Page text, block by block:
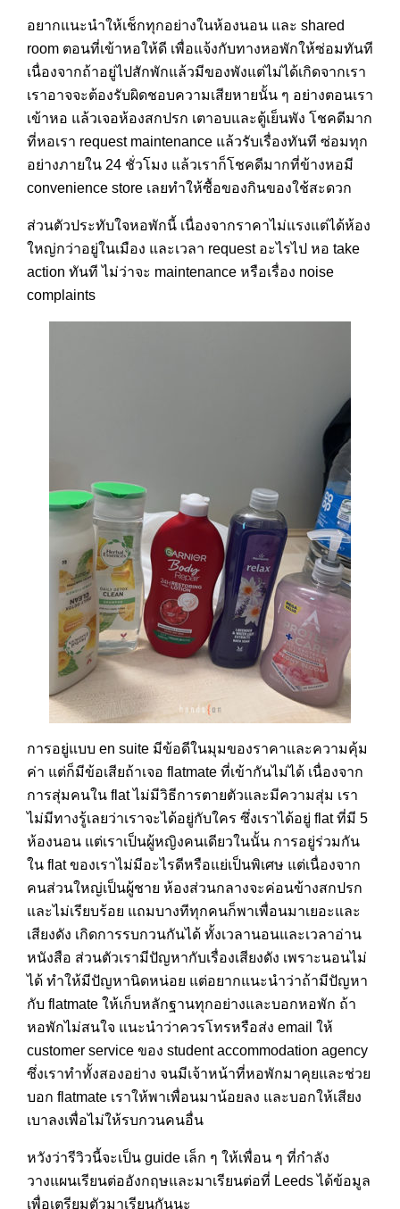
อยากแนะนำให้เช็กทุกอย่างในห้องนอน และ shared
room ตอนที่เข้าหอให้ดี เพื่อแจ้งกับทางหอพักให้ซ่อมทันที
เนื่องจากถ้าอยู่ไปสักพักแล้วมีของพังแต่ไม่ได้เกิดจากเรา
เราอาจจะต้องรับผิดชอบความเสียหายนั้น ๆ อย่างตอนเรา
เข้าหอ แล้วเจอห้องสกปรก เตาอบและตู้เย็นพัง โชคดีมาก
ที่หอเรา request maintenance แล้วรับเรื่องทันที ซ่อมทุก
อย่างภายใน 24 ชั่วโมง แล้วเราก็โชคดีมากที่ข้างหอมี
convenience store เลยทำให้ซื้อของกินของใช้สะดวก
ส่วนตัวประทับใจหอพักนี้ เนื่องจากราคาไม่แรงแต่ได้ห้อง
ใหญ่กว่าอยู่ในเมือง และเวลา request อะไรไป หอ take
action ทันที ไม่ว่าจะ maintenance หรือเรื่อง noise
complaints
การอยู่แบบ en suite มีข้อดีในมุมของราคาและความคุ้ม
ค่า แต่ก็มีข้อเสียถ้าเจอ flatmate ที่เข้ากันไม่ได้ เนื่องจาก
การสุ่มคนใน flat ไม่มีวิธีการตายตัวและมีความสุ่ม เรา
ไม่มีทางรู้เลยว่าเราจะได้อยู่กับใคร ซึ่งเราได้อยู่ flat ที่มี 5
ห้องนอน แต่เราเป็นผู้หญิงคนเดียวในนั้น การอยู่ร่วมกัน
ใน flat ของเราไม่มีอะไรดีหรือแย่เป็นพิเศษ แต่เนื่องจาก
คนส่วนใหญ่เป็นผู้ชาย ห้องส่วนกลางจะค่อนข้างสกปรก
และไม่เรียบร้อย แถมบางทีทุกคนก็พาเพื่อนมาเยอะและ
เสียงดัง เกิดการรบกวนกันได้ ทั้งเวลานอนและเวลาอ่าน
หนังสือ ส่วนตัวเรามีปัญหากับเรื่องเสียงดัง เพราะนอนไม่
ได้ ทำให้มีปัญหานิดหน่อย แต่อยากแนะนำว่าถ้ามีปัญหา
กับ flatmate ให้เก็บหลักฐานทุกอย่างและบอกหอพัก ถ้า
หอพักไม่สนใจ แนะนำว่าควรโทรหรือส่ง email ให้
customer service ของ student accommodation agency
ซึ่งเราทำทั้งสองอย่าง จนมีเจ้าหน้าที่หอพักมาคุยและช่วย
บอก flatmate เราให้พาเพื่อนมาน้อยลง และบอกให้เสียง
เบาลงเพื่อไม่ให้รบกวนคนอื่น
หวังว่ารีวิวนี้จะเป็น guide เล็ก ๆ ให้เพื่อน ๆ ที่กำลัง
วางแผนเรียนต่ออังกฤษและมาเรียนต่อที่ Leeds ได้ข้อมูล
เพื่อเตรียมตัวมาเรียนกันนะ